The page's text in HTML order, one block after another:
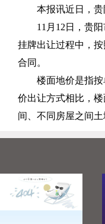
本报讯近日，
11 月 12 日，贵
挂牌出让过程中，
合同。
楼面地价是指
价出让方式相比，
间、不同房屋之间